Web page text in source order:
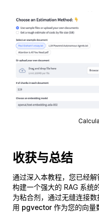
收获与总结
通过深入本教程，您已经
构建一个强大的 RAG 系统
为粘合剂，通过无缝连接
用 pgvector 作为您的向量